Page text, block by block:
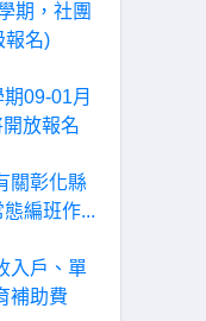
期，社團
報名)
09-01月
放報名
關彰化縣
編班作...
入戶、單
補助費